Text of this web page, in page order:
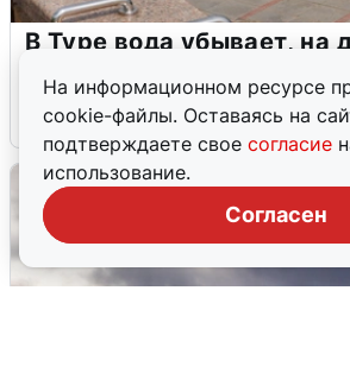
На информационном ресурсе
cookie-файлы. Оставаясь на
подтверждаете свое согласие
использование.
Согласен
В Туре вода убывает, на
4 августа 0